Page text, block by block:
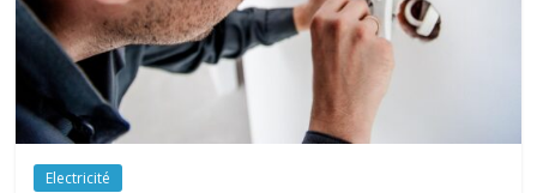
Electricité